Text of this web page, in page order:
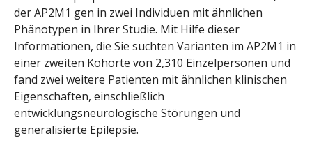
der AP2M1 gen in zwei Individuen mit ähnlichen
Phänotypen in Ihrer Studie. Mit Hilfe dieser
Informationen, die Sie suchten Varianten im AP2M1 in
einer zweiten Kohorte von 2,310 Einzelpersonen und
fand zwei weitere Patienten mit ähnlichen klinischen
Eigenschaften, einschließlich
entwicklungsneurologische Störungen und
generalisierte Epilepsie.